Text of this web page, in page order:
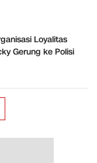
Loyalitas
Gerung ke Polisi